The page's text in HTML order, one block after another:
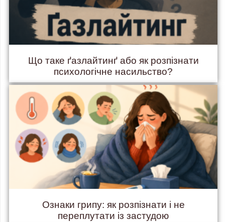
Що таке ґазлайтинґ або як розпізнати
психологічне насильство?
Ознаки грипу: як розпізнати і не
переплутати із застудою